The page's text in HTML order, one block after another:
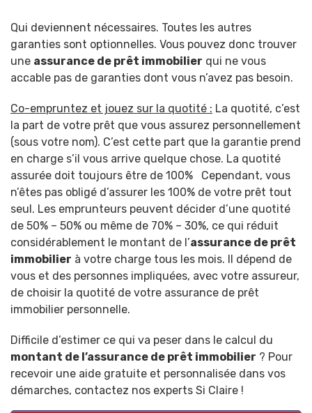
Qui deviennent nécessaires. Toutes les autres
garanties sont optionnelles. Vous pouvez donc trouver
une assurance de prêt immobilier qui ne vous
accable pas de garanties dont vous n’avez pas besoin.
Co-empruntez et jouez sur la quotité : La quotité, c’est
la part de votre prêt que vous assurez personnellement
(sous votre nom). C’est cette part que la garantie prend
en charge s’il vous arrive quelque chose. La quotité
assurée doit toujours être de 100%
Cependant, vous
n’êtes pas obligé d’assurer les 100% de votre prêt tout
seul. Les emprunteurs peuvent décider d’une quotité
de 50% – 50% ou même de 70% – 30%, ce qui réduit
considérablement le montant de l’assurance de prêt
immobilier à votre charge tous les mois. Il dépend de
vous et des personnes impliquées, avec votre assureur,
de choisir la quotité de votre assurance de prêt
immobilier personnelle.
Difficile d’estimer ce qui va peser dans le calcul du
montant de l’assurance de prêt immobilier ? Pour
recevoir une aide gratuite et personnalisée dans vos
démarches, contactez nos experts Si Claire !